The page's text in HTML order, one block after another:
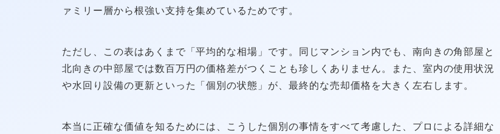
ァミリー層から根強い支持を集めているためです。
ただし、この表はあくまで「平均的な相場」です。同じマンション内でも、南向きの角部屋と
北向きの中部屋では数百万円の価格差がつくことも珍しくありません。また、室内の使用状況
や水回り設備の更新といった「個別の状態」が、最終的な売却価格を大きく左右します。
本当に正確な価値を知るためには、こうした個別の事情をすべて考慮した、プロによる詳細な